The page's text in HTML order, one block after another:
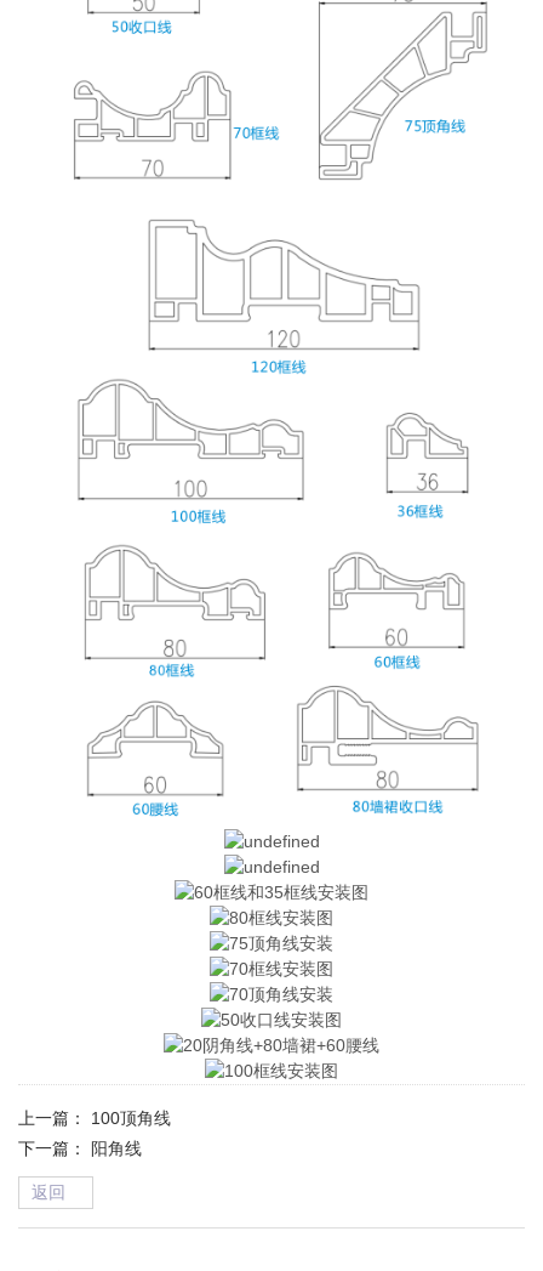
上一篇： 100顶角线
下一篇： 阳角线
返回